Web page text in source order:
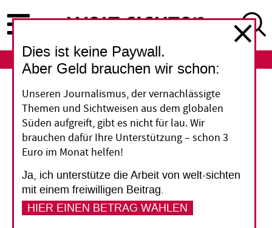
zum
Inhalt
ABO
Infografik
Wegen Corona steigt die
Armut in der Welt
Die Infografik zeigt, wie sich die Zahl der Armen
in diesem Jahr voraussichtlich entwickeln wird
und welche Regionen es besonders trifft.
Dies ist keine Paywall.
Aber Geld brauchen wir schon:
Unseren Journalismus, der vernachlässigte
Themen und Sichtweisen aus dem globalen
Süden aufgreift, gibt es nicht für lau. Wir
brauchen dafür Ihre Unterstützung – schon 3
Euro im Monat helfen!
Ja, ich unterstütze die Arbeit von welt-sichten
mit einem freiwilligen Beitrag.
HIER EINEN BETRAG WÄHLEN